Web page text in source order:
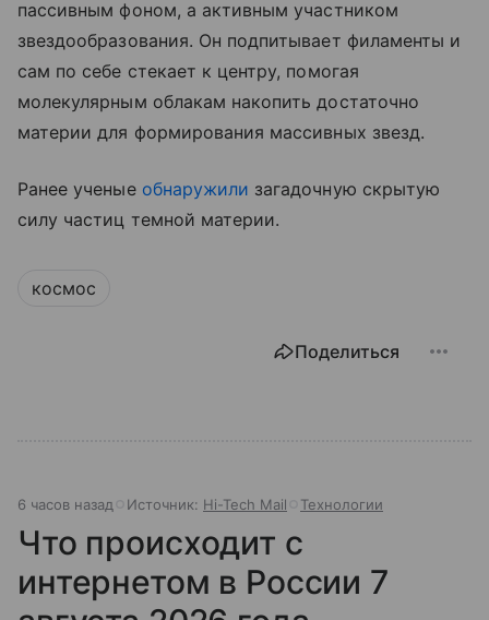
пассивным фоном, а активным участником
звездообразования. Он подпитывает филаменты и
сам по себе стекает к центру, помогая
молекулярным облакам накопить достаточно
материи для формирования массивных звезд.
Ранее ученые обнаружили загадочную скрытую
силу частиц темной материи.
космос
Поделиться
6 часов назад Источник: Hi-Tech Mail Технологии
Что происходит с
интернетом в России 7